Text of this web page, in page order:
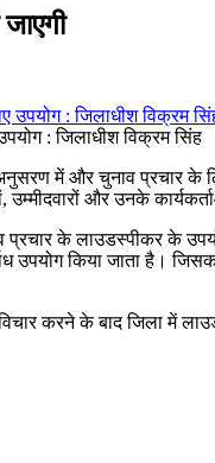
: जिलाधीश विक्रम सिंह
में और चुनाव प्रचार
और उनके
प्रचार के लाउडस्पीकर के
उपयोग किया जाता है।
करने के बाद जिला में